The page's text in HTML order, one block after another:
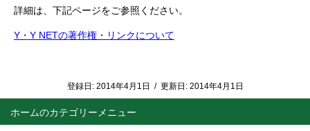
ホーム
詳細は、下記ページをご参照ください。
Y・Y NETの著作権・リンクについて
登録日: 2014年4月1日 / 更新日: 2014年4月1日